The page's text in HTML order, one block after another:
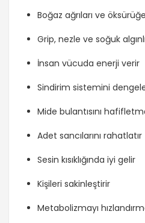
Boğaz ağrıları ve
Grip, nezle ve soğuk
İnsan vücuda enerji verir
Sindirim sistemini
Mide bulantısını
Adet sancılarını rahatlatır
Sesin kısıklığında iyi gelir
Kişileri sakinleştirir
Metabolizmayı